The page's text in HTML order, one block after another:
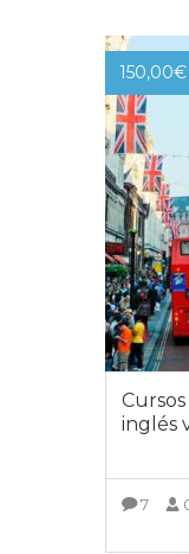
150,00€
inglés
7